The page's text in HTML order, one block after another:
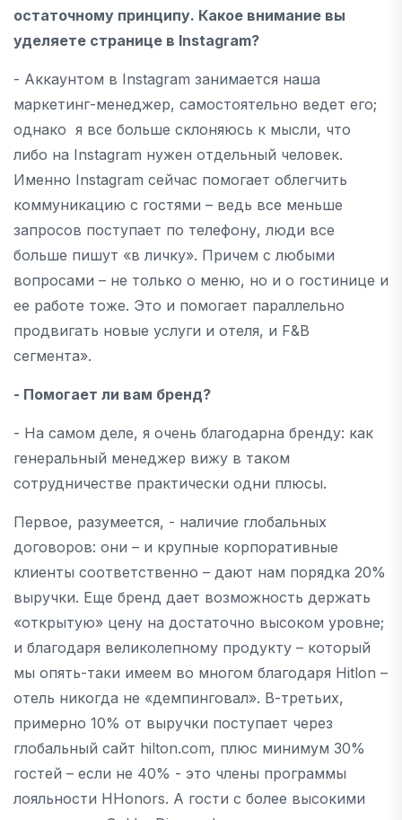
остаточному принципу. Какое внимание вы
уделяете странице в Instagram?
- Аккаунтом в Instagram занимается наша
маркетинг-менеджер, самостоятельно ведет его;
однако я все больше склоняюсь к мысли, что
либо на Instagram нужен отдельный человек.
Именно Instagram сейчас помогает облегчить
коммуникацию с гостями – ведь все меньше
запросов поступает по телефону, люди все
больше пишут «в личку». Причем с любыми
вопросами – не только о меню, но и о гостинице и
ее работе тоже. Это и помогает параллельно
продвигать новые услуги и отеля, и F&B
сегмента».
- Помогает ли вам бренд?
- На самом деле, я очень благодарна бренду: как
генеральный менеджер вижу в таком
сотрудничестве практически одни плюсы.
Первое, разумеется, - наличие глобальных
договоров: они – и крупные корпоративные
клиенты соответственно – дают нам порядка 20%
выручки. Еще бренд дает возможность держать
«открытую» цену на достаточно высоком уровне;
и благодаря великолепному продукту – который
мы опять-таки имеем во многом благодаря Hitlon –
отель никогда не «демпинговал». В-третьих,
примерно 10% от выручки поступает через
глобальный сайт hilton.com, плюс минимум 30%
гостей – если не 40% - это члены программы
лояльности HHonors. А гости с более высокими